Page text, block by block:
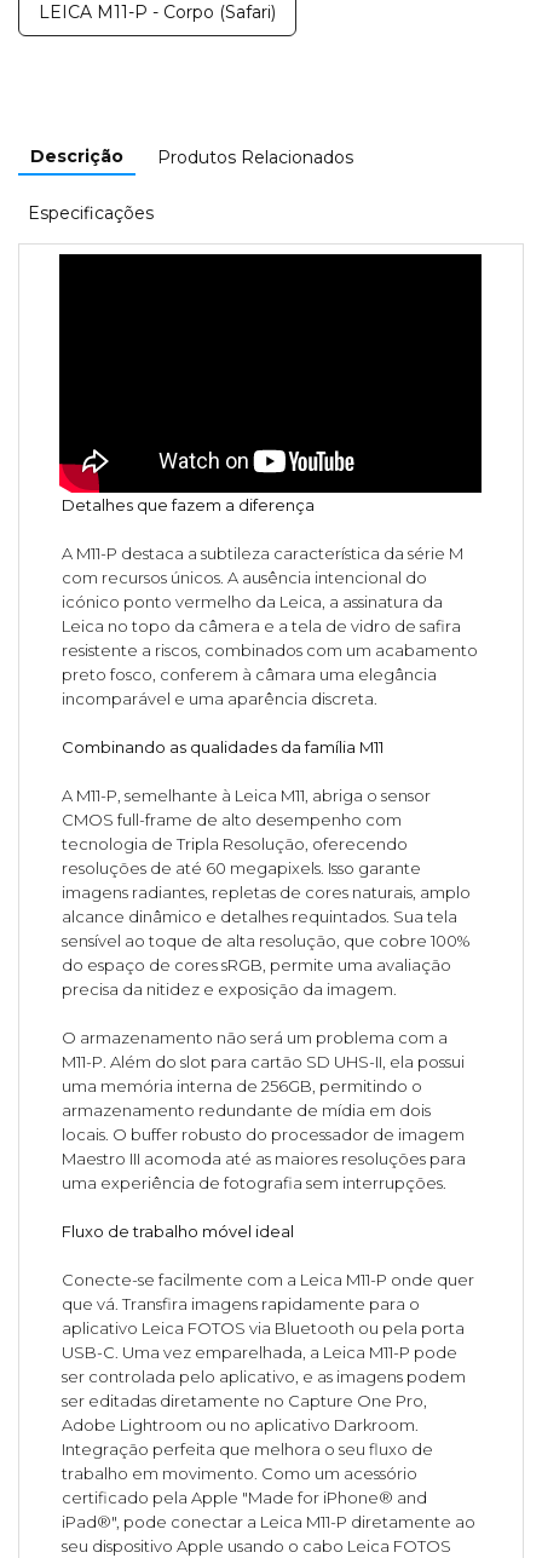
LEICA M11-P - Corpo (Safari)
Descrição Produtos Relacionados
Especificações
Detalhes que fazem a diferença
A M11-P destaca a subtileza característica da série M
com recursos únicos. A ausência intencional do
icónico ponto vermelho da Leica, a assinatura da
Leica no topo da câmera e a tela de vidro de safira
resistente a riscos, combinados com um acabamento
preto fosco, conferem à câmara uma elegância
incomparável e uma aparência discreta.
Combinando as qualidades da família M11
A M11-P, semelhante à Leica M11, abriga o sensor
CMOS full-frame de alto desempenho com
tecnologia de Tripla Resolução, oferecendo
resoluções de até 60 megapixels. Isso garante
imagens radiantes, repletas de cores naturais, amplo
alcance dinâmico e detalhes requintados. Sua tela
sensível ao toque de alta resolução, que cobre 100%
do espaço de cores sRGB, permite uma avaliação
precisa da nitidez e exposição da imagem.
O armazenamento não será um problema com a
M11-P. Além do slot para cartão SD UHS-II, ela possui
uma memória interna de 256GB, permitindo o
armazenamento redundante de mídia em dois
locais. O buffer robusto do processador de imagem
Maestro III acomoda até as maiores resoluções para
uma experiência de fotografia sem interrupções.
Fluxo de trabalho móvel ideal
Conecte-se facilmente com a Leica M11-P onde quer
que vá. Transfira imagens rapidamente para o
aplicativo Leica FOTOS via Bluetooth ou pela porta
USB-C. Uma vez emparelhada, a Leica M11-P pode
ser controlada pelo aplicativo, e as imagens podem
ser editadas diretamente no Capture One Pro,
Adobe Lightroom ou no aplicativo Darkroom.
Integração perfeita que melhora o seu fluxo de
trabalho em movimento. Como um acessório
certificado pela Apple "Made for iPhone® and
iPad®", pode conectar a Leica M11-P diretamente ao
seu dispositivo Apple usando o cabo Leica FOTOS